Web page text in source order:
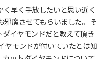
早く手放したいと思い近く
邪魔させてもらいました。 そ
イヤモンドだと教えて頂き
ヤモンドが付いていたとは知